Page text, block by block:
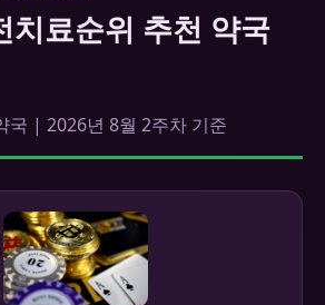
치료순위 추천 약국
국 | 2026년 8월 2주차 기준